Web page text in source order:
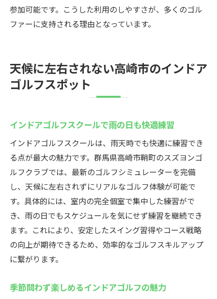
参加可能です。こうした利用のしやすさが、多くのゴル
ファーに支持される理由となっています。
天候に左右されない高崎市のインドア
ゴルフスポット
インドアゴルフスクールで雨の日も快適練習
インドアゴルフスクールは、雨天時でも快適に練習でき
る点が最大の魅力です。群馬県高崎市鞘町のスズヨンゴ
ルフクラブでは、最新のゴルフシミュレーターを完備
し、天候に左右されずにリアルなゴルフ体験が可能で
す。具体的には、室内の完全個室で集中した練習がで
き、雨の日でもスケジュールを気にせず練習を継続でき
ます。これにより、安定したスイング習得やコース戦略
の向上が期待できるため、効率的なゴルフスキルアップ
に繋がります。
季節問わず楽しめるインドアゴルフの魅力